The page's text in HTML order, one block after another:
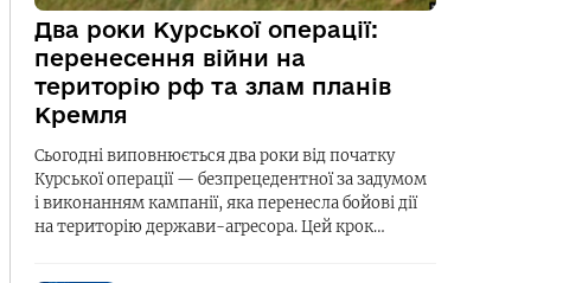
Два роки Курської операції:
перенесення війни на
територію рф та злам планів
Кремля
Сьогодні виповнюється два роки від початку
Курської операції — безпрецедентної за задумом
і виконанням кампанії, яка перенесла бойові дії
на територію держави-агресора. Цей крок…